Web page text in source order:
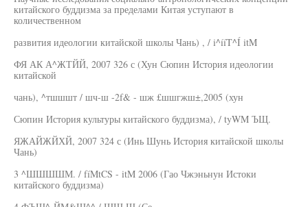
китайского буддизма за пределами Китая уступают в
количественном
развития идеологии китайской школы Чань) , / i^ííT^Í itM
ФЯ АК А^ЖТЙЙ, 2007 326 с (Хун Сюпин История идеологии
китайской
чань), ^тшшшт / шч-ш -2f& - шж £шшгжш±,2005 (хун
Сюпин История культуры китайского буддизма), / tyWM ЪЩ.
ЯЖАЙЖЙХЙ, 2007 324 с (Инь Шунь История китайской школы
Чань)
3 ^ШШШШМ. / fíMtCS - itM 2006 (Гао Чжэньнун Истоки
китайского буддизма)